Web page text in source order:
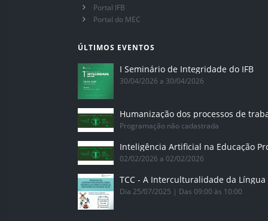
Portal IFB
Portal do MEC
ÚLTIMOS EVENTOS
I Seminário de Integridade do IFB
30/04/2026 a 30/04/2026
Humanização dos processos de
Programação não cadastrada
02/02/2026 a 02/02/2026
Dia 25/07/2025 | Das 09:00 às 10:00